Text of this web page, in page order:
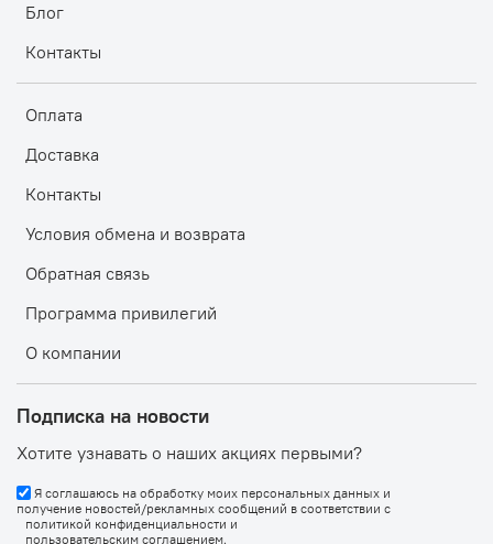
Блог
Контакты
Оплата
Доставка
Контакты
Условия обмена и возврата
Обратная связь
Программа привилегий
О компании
Подписка на новости
Хотите узнавать о наших акциях первыми?
Я соглашаюсь на обработку моих персональных данных и
получение новостей/рекламных сообщений в соответствии с
политикой конфиденциальности и
пользовательским соглашением.